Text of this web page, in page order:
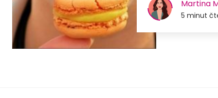
Martina
5 minut